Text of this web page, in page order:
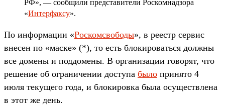
РФ», — сообщили представители Роскомнадзора
«Интерфаксу».
По информации «Роскомсвободы», в реестр сервис
внесен по «маске» (*), то есть блокироваться должны
все домены и поддомены. В организации говорят, что
решение об ограничении доступа было принято 4
июля текущего года, и блокировка была осуществлена
в этот же день.